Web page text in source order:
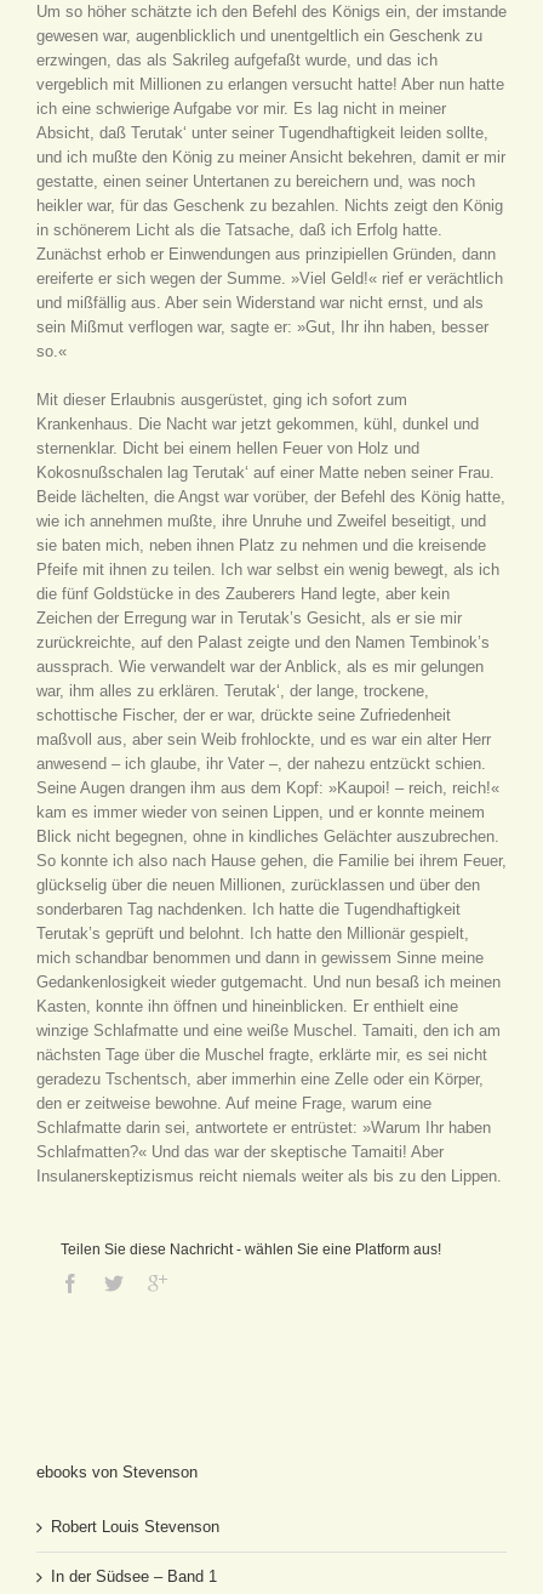
Um so höher schätzte ich den Befehl des Königs ein, der imstande
gewesen war, augenblicklich und unentgeltlich ein Geschenk zu
erzwingen, das als Sakrileg aufgefaßt wurde, und das ich
vergeblich mit Millionen zu erlangen versucht hatte! Aber nun hatte
ich eine schwierige Aufgabe vor mir. Es lag nicht in meiner
Absicht, daß Terutak‘ unter seiner Tugendhaftigkeit leiden sollte,
und ich mußte den König zu meiner Ansicht bekehren, damit er mir
gestatte, einen seiner Untertanen zu bereichern und, was noch
heikler war, für das Geschenk zu bezahlen. Nichts zeigt den König
in schönerem Licht als die Tatsache, daß ich Erfolg hatte.
Zunächst erhob er Einwendungen aus prinzipiellen Gründen, dann
ereiferte er sich wegen der Summe. »Viel Geld!« rief er verächtlich
und mißfällig aus. Aber sein Widerstand war nicht ernst, und als
sein Mißmut verflogen war, sagte er: »Gut, Ihr ihn haben, besser
so.«
Mit dieser Erlaubnis ausgerüstet, ging ich sofort zum
Krankenhaus. Die Nacht war jetzt gekommen, kühl, dunkel und
sternenklar. Dicht bei einem hellen Feuer von Holz und
Kokosnußschalen lag Terutak‘ auf einer Matte neben seiner Frau.
Beide lächelten, die Angst war vorüber, der Befehl des König hatte,
wie ich annehmen mußte, ihre Unruhe und Zweifel beseitigt, und
sie baten mich, neben ihnen Platz zu nehmen und die kreisende
Pfeife mit ihnen zu teilen. Ich war selbst ein wenig bewegt, als ich
die fünf Goldstücke in des Zauberers Hand legte, aber kein
Zeichen der Erregung war in Terutak’s Gesicht, als er sie mir
zurückreichte, auf den Palast zeigte und den Namen Tembinok’s
aussprach. Wie verwandelt war der Anblick, als es mir gelungen
war, ihm alles zu erklären. Terutak‘, der lange, trockene,
schottische Fischer, der er war, drückte seine Zufriedenheit
maßvoll aus, aber sein Weib frohlockte, und es war ein alter Herr
anwesend – ich glaube, ihr Vater –, der nahezu entzückt schien.
Seine Augen drangen ihm aus dem Kopf: »Kaupoi! – reich, reich!«
kam es immer wieder von seinen Lippen, und er konnte meinem
Blick nicht begegnen, ohne in kindliches Gelächter auszubrechen.
So konnte ich also nach Hause gehen, die Familie bei ihrem Feuer,
glückselig über die neuen Millionen, zurücklassen und über den
sonderbaren Tag nachdenken. Ich hatte die Tugendhaftigkeit
Terutak’s geprüft und belohnt. Ich hatte den Millionär gespielt,
mich schandbar benommen und dann in gewissem Sinne meine
Gedankenlosigkeit wieder gutgemacht. Und nun besaß ich meinen
Kasten, konnte ihn öffnen und hineinblicken. Er enthielt eine
winzige Schlafmatte und eine weiße Muschel. Tamaiti, den ich am
nächsten Tage über die Muschel fragte, erklärte mir, es sei nicht
geradezu Tschentsch, aber immerhin eine Zelle oder ein Körper,
den er zeitweise bewohne. Auf meine Frage, warum eine
Schlafmatte darin sei, antwortete er entrüstet: »Warum Ihr haben
Schlafmatten?« Und das war der skeptische Tamaiti! Aber
Insulanerskeptizismus reicht niemals weiter als bis zu den Lippen.
Teilen Sie diese Nachricht - wählen Sie eine Platform aus!
ebooks von Stevenson
Robert Louis Stevenson
In der Südsee – Band 1